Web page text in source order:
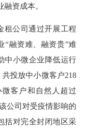
资成本。
租公司通过开展工程
“融资难、融资贵”难
中小微企业降低运行
投放中小微客户218
微客户和自然人超过
公司对受疫情影响的
括对完全封闭地区采